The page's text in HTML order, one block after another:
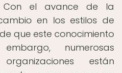
Con el avance de la
en los estilos de
que este conocimiento
numerosas
están